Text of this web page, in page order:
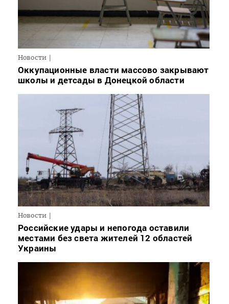
Новости
Оккупационные власти массово закрывают
школы и детсады в Донецкой области
Новости
Российские удары и непогода оставили
местами без света жителей 12 областей
Украины